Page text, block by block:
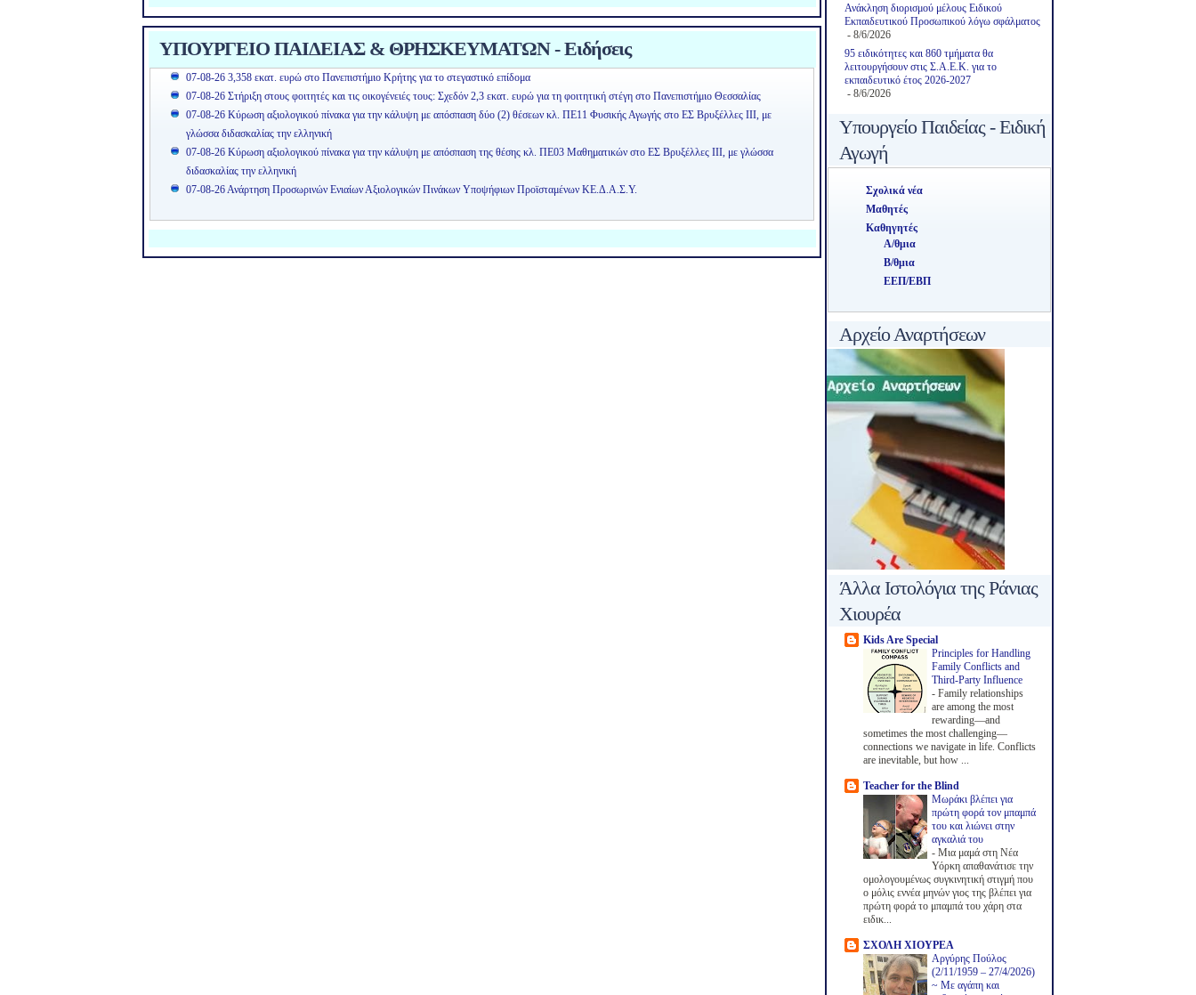
ΥΠΟΥΡΓΕΙΟ ΠΑΙΔΕΙΑΣ & ΘΡΗΣΚΕΥΜΑΤΩΝ - Ειδήσεις
07-08-26 3,358 εκατ. ευρώ στο Πανεπιστήμιο Κρήτης για το στεγαστικό επίδομα
07-08-26 Στήριξη στους φοιτητές και τις οικογένειές τους: Σχεδόν 2,3 εκατ. ευρώ για τη φοιτητική στέγη στο Πανεπιστήμιο Θεσσαλίας
07-08-26 Κύρωση αξιολογικού πίνακα για την κάλυψη με απόσπαση δύο (2) θέσεων κλ. ΠΕ11 Φυσικής Αγωγής στο ΕΣ Βρυξέλλες ΙΙΙ, με
γλώσσα διδασκαλίας την ελληνική
07-08-26 Κύρωση αξιολογικού πίνακα για την κάλυψη με απόσπαση της θέσης κλ. ΠΕ03 Μαθηματικών στο ΕΣ Βρυξέλλες ΙΙΙ, με γλώσσα
διδασκαλίας την ελληνική
07-08-26 Ανάρτηση Προσωρινών Ενιαίων Αξιολογικών Πινάκων Υποψήφιων Προϊσταμένων ΚΕ.Δ.Α.Σ.Υ.
Ανάκληση διορισμού μέλους Ειδικού
Εκπαιδευτικού Προσωπικού λόγω σφάλματος
- 8/6/2026
95 ειδικότητες και 860 τμήματα θα
λειτουργήσουν στις Σ.Α.Ε.Κ. για το
εκπαιδευτικό έτος 2026-2027
- 8/6/2026
Υπουργείο Παιδείας - Ειδική
Αγωγή
Σχολικά νέα
Μαθητές
Καθηγητές
Α/θμια
Β/θμια
ΕΕΠ/ΕΒΠ
Αρχείο Αναρτήσεων
Άλλα Ιστολόγια της Ράνιας
Χιουρέα
Kids Are Special
Principles for Handling
Family Conflicts and
Third-Party Influence
- Family relationships
are among the most
rewarding—and
sometimes the most challenging—
connections we navigate in life. Conflicts
are inevitable, but how ...
Teacher for the Blind
Μωράκι βλέπει για
πρώτη φορά τον μπαμπά
του και λιώνει στην
αγκαλιά του
- Μια μαμά στη Νέα
Υόρκη απαθανάτισε την
ομολογουμένως συγκινητική στιγμή που
ο μόλις εννέα μηνών γιος της βλέπει για
πρώτη φορά το μπαμπά του χάρη στα
ειδικ...
ΣΧΟΛΗ ΧΙΟΥΡΕΑ
Αργύρης Πούλος
(2/11/1959 – 27/4/2026)
~ Με αγάπη και